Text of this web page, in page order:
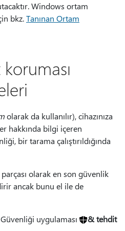
Windows ortam
bkz.Tanınan Ortam
olarak da kullanılır), cihazınıza
hakkında bilgi içeren
bir tarama çalıştırıldığında
olarak en son güvenlik
ancak bunu el ile de
uygulaması
& tehdit